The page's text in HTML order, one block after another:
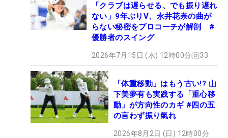
「クラブは遅らせる、でも振り遅れ
ない」9年ぶりV、永井花奈の曲が
らない秘密をプロコーチが解剖 #
優勝者のスイング
2026年7月15日 (水) 12時00分 33
「体重移動」はもう古い!? 山
下美夢有も実践する「重心移
動」が方向性のカギ #四の五
の言わず振り氣れ
2026年8月2日 (日) 12時00分